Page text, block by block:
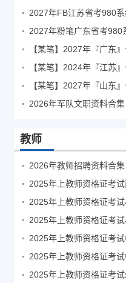
2027年FB江苏省考980
2027年粉笔广东省考980
【某笔】2027年『广东
【某笔】2024年『江苏
【某笔】2027年『山东
2026年军队文职资料合集
教师
2026年教师招聘资料合集
2025年上教师资格证考
2025年上教师资格证考
2025年上教师资格证考
2025年上教师资格证考
2025年上教师资格证考